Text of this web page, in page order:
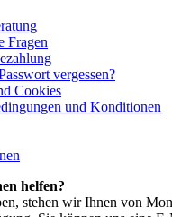
Fragen
vergessen?
Cookies
und Konditionen
helfen?
stehen wir Ihnen von